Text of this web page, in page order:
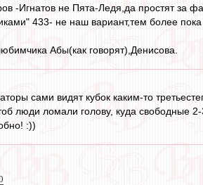
-Игнатов не Пята-Ледя,да простят за
433- не наш вариант,тем более пока
Абы(как говорят),Денисова.
сами видят кубок каким-то
люди ломали голову, куда свободные
:))